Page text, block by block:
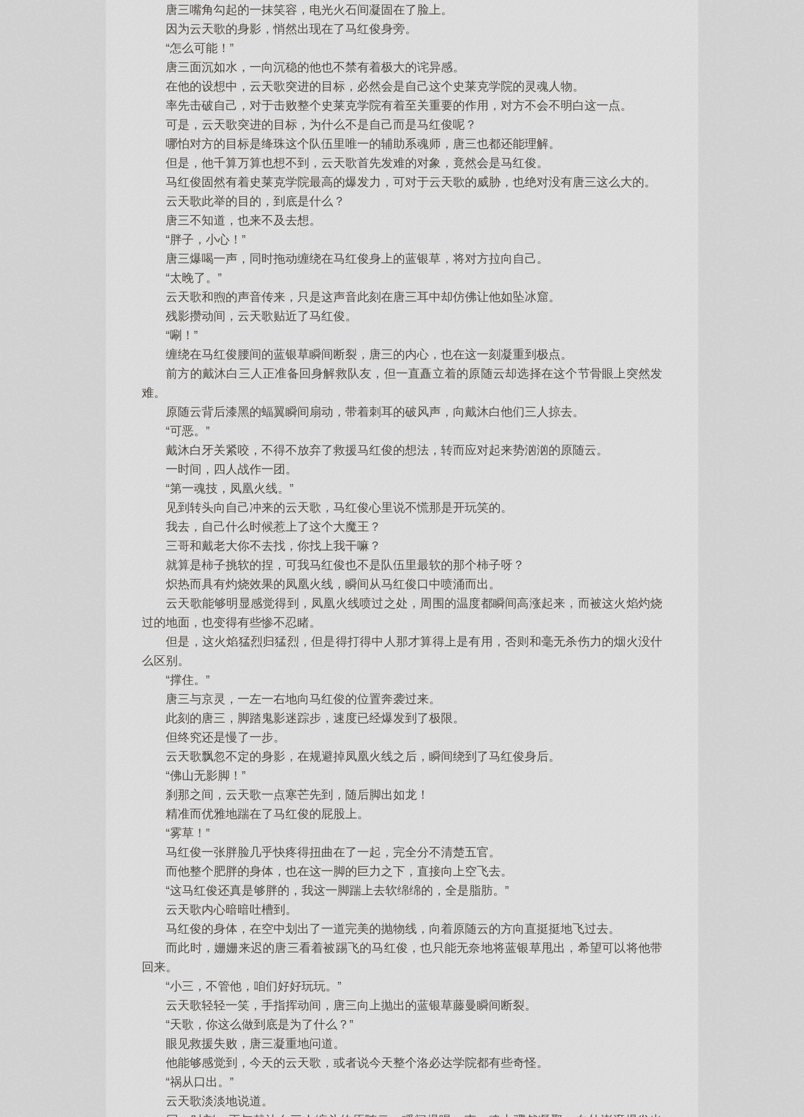
唐三嘴角勾起的一抹笑容，电光火石间凝固在了脸上。
因为云天歌的身影，悄然出现在了马红俊身旁。
“怎么可能！”
唐三面沉如水，一向沉稳的他也不禁有着极大的诧异感。
在他的设想中，云天歌突进的目标，必然会是自己这个史莱克学院的灵魂人物。
率先击破自己，对于击败整个史莱克学院有着至关重要的作用，对方不会不明白这一点。
可是，云天歌突进的目标，为什么不是自己而是马红俊呢？
哪怕对方的目标是绛珠这个队伍里唯一的辅助系魂师，唐三也都还能理解。
但是，他千算万算也想不到，云天歌首先发难的对象，竟然会是马红俊。
马红俊固然有着史莱克学院最高的爆发力，可对于云天歌的威胁，也绝对没有唐三这么大的。
云天歌此举的目的，到底是什么？
唐三不知道，也来不及去想。
“胖子，小心！”
唐三爆喝一声，同时拖动缠绕在马红俊身上的蓝银草，将对方拉向自己。
“太晚了。”
云天歌和煦的声音传来，只是这声音此刻在唐三耳中却仿佛让他如坠冰窟。
残影攒动间，云天歌贴近了马红俊。
“唰！”
缠绕在马红俊腰间的蓝银草瞬间断裂，唐三的内心，也在这一刻凝重到极点。
前方的戴沐白三人正准备回身解救队友，但一直矗立着的原随云却选择在这个节骨眼上突然发
难。
原随云背后漆黑的蝠翼瞬间扇动，带着刺耳的破风声，向戴沐白他们三人掠去。
“可恶。”
戴沐白牙关紧咬，不得不放弃了救援马红俊的想法，转而应对起来势汹汹的原随云。
一时间，四人战作一团。
“第一魂技，凤凰火线。”
见到转头向自己冲来的云天歌，马红俊心里说不慌那是开玩笑的。
我去，自己什么时候惹上了这个大魔王？
三哥和戴老大你不去找，你找上我干嘛？
就算是柿子挑软的捏，可我马红俊也不是队伍里最软的那个柿子呀？
炽热而具有灼烧效果的凤凰火线，瞬间从马红俊口中喷涌而出。
云天歌能够明显感觉得到，凤凰火线喷过之处，周围的温度都瞬间高涨起来，而被这火焰灼烧
过的地面，也变得有些惨不忍睹。
但是，这火焰猛烈归猛烈，但是得打得中人那才算得上是有用，否则和毫无杀伤力的烟火没什
么区别。
“撑住。”
唐三与京灵，一左一右地向马红俊的位置奔袭过来。
此刻的唐三，脚踏鬼影迷踪步，速度已经爆发到了极限。
但终究还是慢了一步。
云天歌飘忽不定的身影，在规避掉凤凰火线之后，瞬间绕到了马红俊身后。
“佛山无影脚！”
刹那之间，云天歌一点寒芒先到，随后脚出如龙！
精准而优雅地踹在了马红俊的屁股上。
“雾草！”
马红俊一张胖脸几乎快疼得扭曲在了一起，完全分不清楚五官。
而他整个肥胖的身体，也在这一脚的巨力之下，直接向上空飞去。
“这马红俊还真是够胖的，我这一脚踹上去软绵绵的，全是脂肪。”
云天歌内心暗暗吐槽到。
马红俊的身体，在空中划出了一道完美的抛物线，向着原随云的方向直挺挺地飞过去。
而此时，姗姗来迟的唐三看着被踢飞的马红俊，也只能无奈地将蓝银草甩出，希望可以将他带
回来。
“小三，不管他，咱们好好玩玩。”
云天歌轻轻一笑，手指挥动间，唐三向上抛出的蓝银草藤曼瞬间断裂。
“天歌，你这么做到底是为了什么？”
眼见救援失败，唐三凝重地问道。
他能够感觉到，今天的云天歌，或者说今天整个洛必达学院都有些奇怪。
“祸从口出。”
云天歌淡淡地说道。